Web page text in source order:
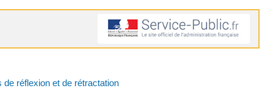
de réflexion et de rétractation